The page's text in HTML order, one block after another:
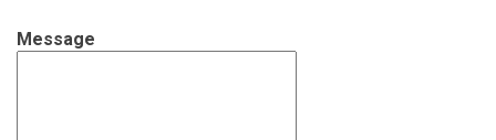
Message